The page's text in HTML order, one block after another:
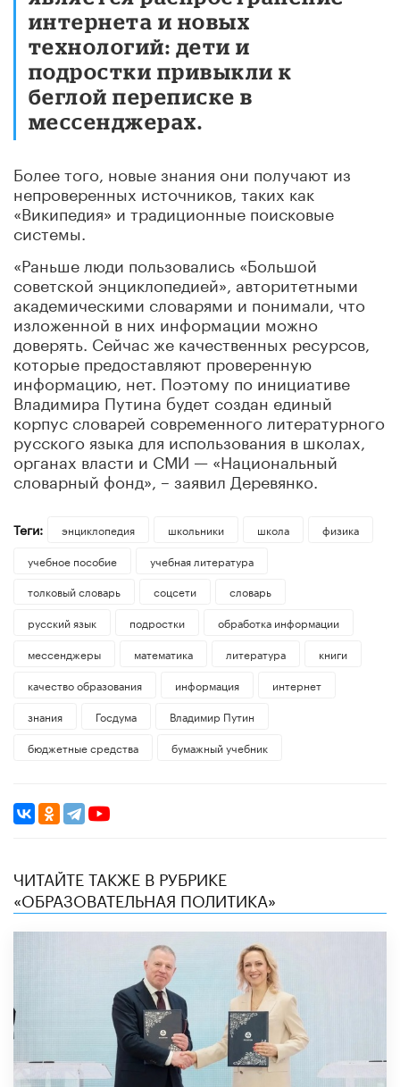
интернета и новых
технологий: дети и
подростки привыкли к
беглой переписке в
мессенджерах.
Более того, новые знания они получают из
непроверенных источников, таких как
«Википедия» и традиционные поисковые
системы.
«Раньше люди пользовались «Большой
советской энциклопедией», авторитетными
академическими словарями и понимали, что
изложенной в них информации можно
доверять. Сейчас же качественных ресурсов,
которые предоставляют проверенную
информацию, нет. Поэтому по инициативе
Владимира Путина будет создан единый
корпус словарей современного литературного
русского языка для использования в школах,
органах власти и СМИ — «Национальный
словарный фонд», – заявил Деревянко.
Теги: энциклопедия школьники школа
физика
учебное пособие
учебная литература
толковый словарь
соцсети
словарь
русский язык
подростки
обработка информации
мессенджеры
математика литература
книги
качество образования
информация
интернет
знания
Госдума
Владимир Путин
бюджетные средства
бумажный учебник
ЧИТАЙТЕ ТАКЖЕ В РУБРИКЕ
«ОБРАЗОВАТЕЛЬНАЯ ПОЛИТИКА»